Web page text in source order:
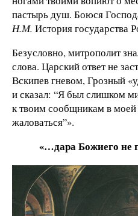
пастырь душ. Боюся
Н.М. История государства
Безусловно, митрополит
слова. Царский ответ не
Вскипев гневом, Грозный
и сказал: “Я был слишком
к твоим сообщникам в моей
жаловаться”».
«…дара Божиего не